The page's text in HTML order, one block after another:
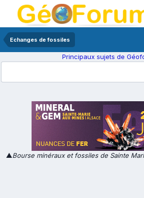
Echanges de fossiles
Principaux sujets de
▲Bourse minéraux et fossiles de Sainte